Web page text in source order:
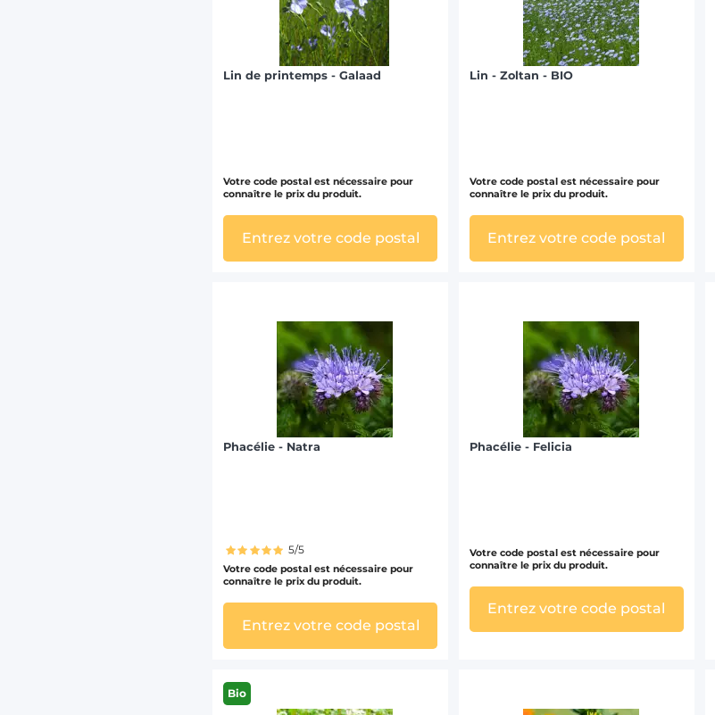
Lin de printemps - Galaad
Votre code postal est nécessaire pour
connaître le prix du produit.
Entrez votre code postal
Lin - Zoltan - BIO
Votre code postal est nécessaire pour
connaître le prix du produit.
Entrez votre code postal
Phacélie - Natra
5/5
Votre code postal est nécessaire pour
connaître le prix du produit.
Entrez votre code postal
Phacélie - Felicia
Votre code postal est nécessaire pour
connaître le prix du produit.
Entrez votre code postal
Bio